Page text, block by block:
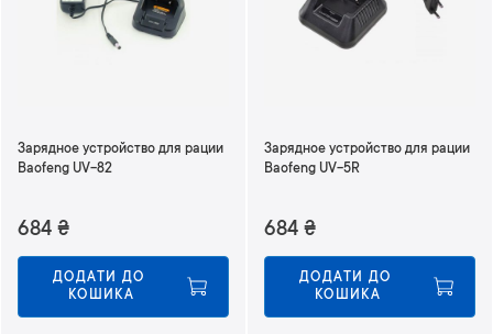
Зарядное устройство для рации
Baofeng UV-82
684 ₴
ДОДАТИ ДО
КОШИКА
Зарядное устройство для рации
Baofeng UV-5R
684 ₴
ДОДАТИ ДО
КОШИКА